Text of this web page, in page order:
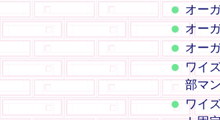
オー
オー
オー
ワイ
部マ
ワイ